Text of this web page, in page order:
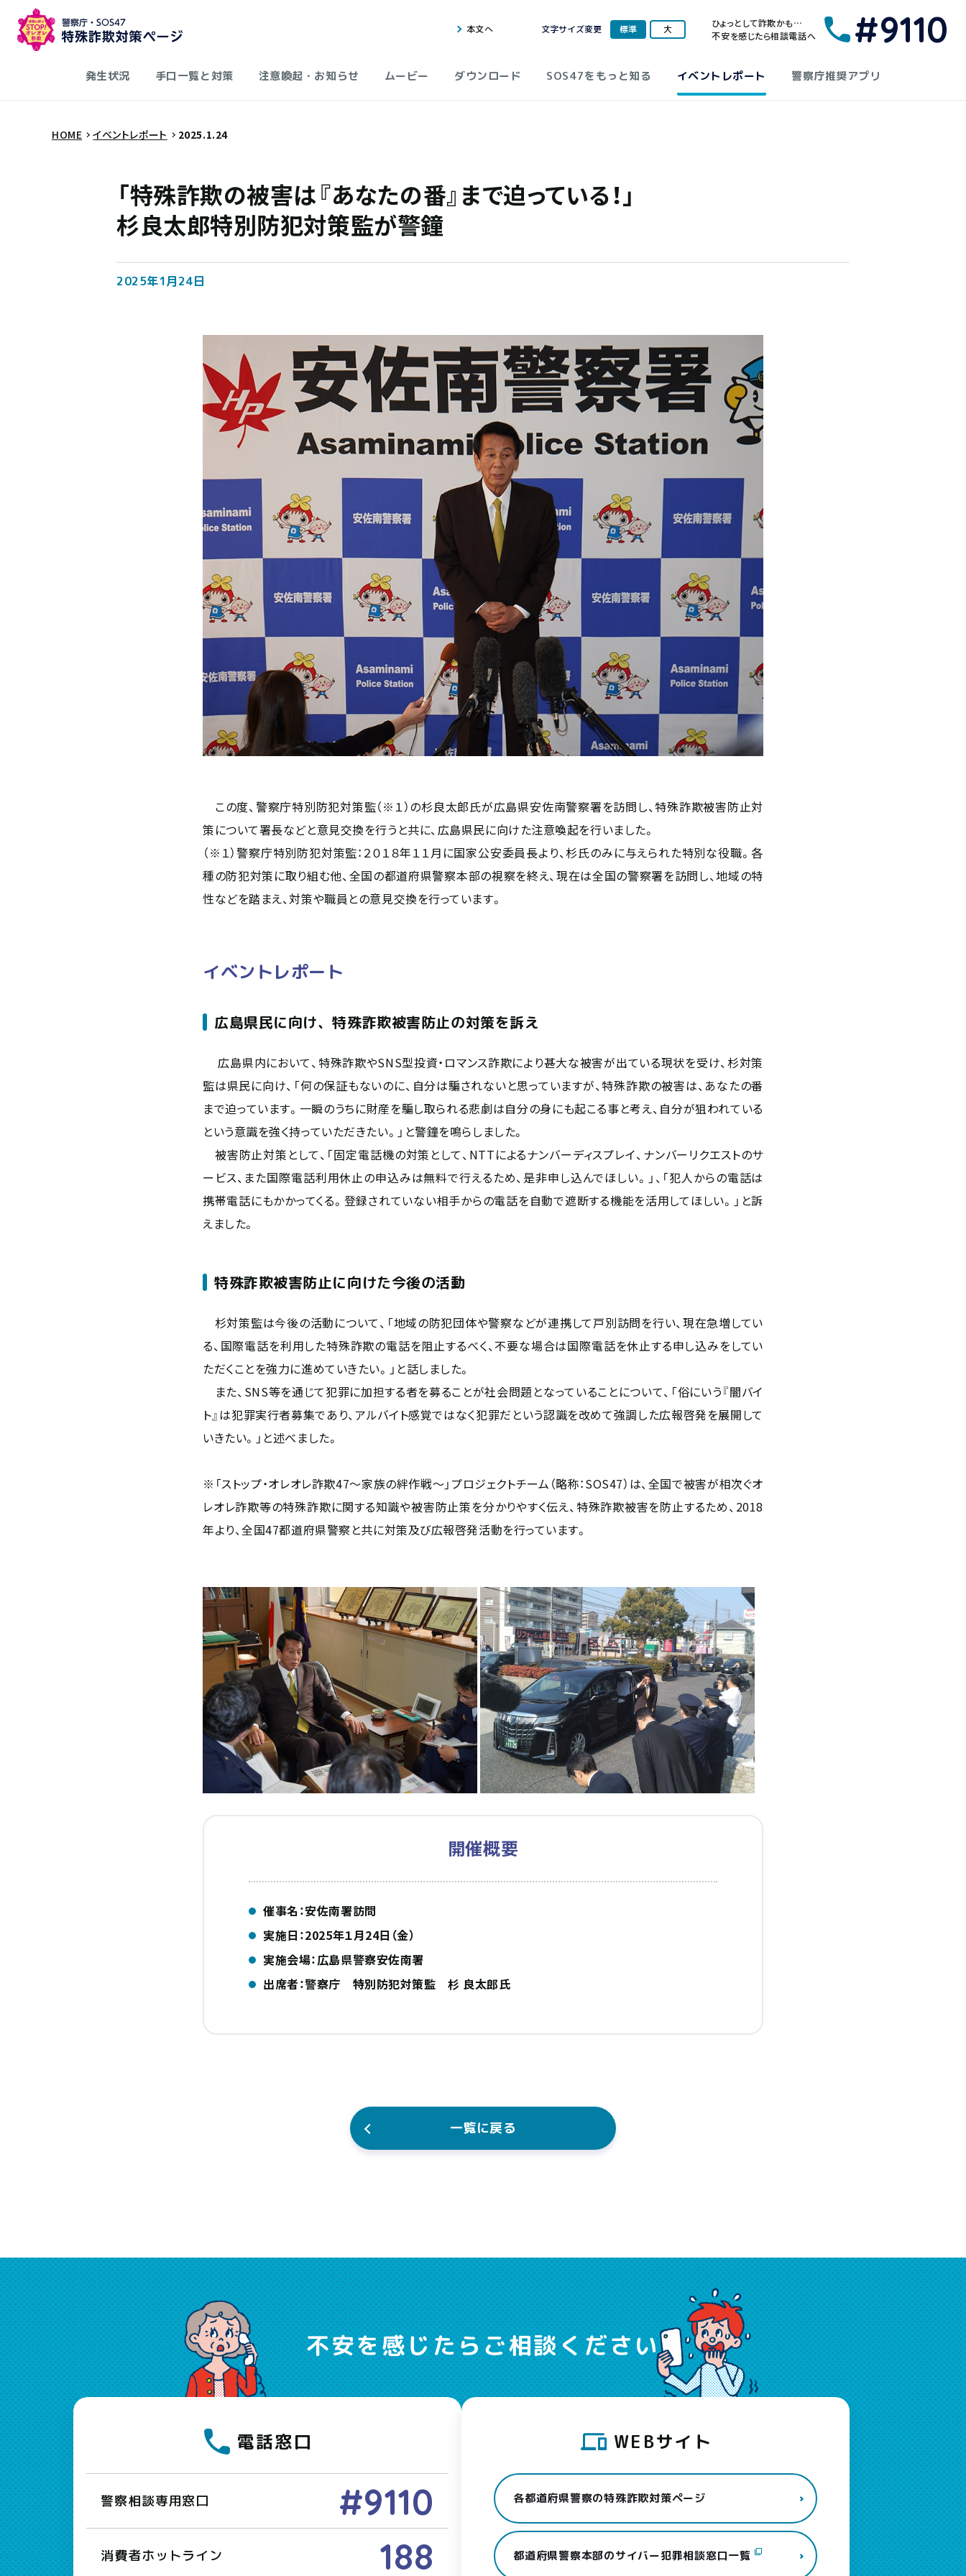
本文へ 文字サイズ変更 標準 大
ひょっとして詐欺かも…
不安を感じたら相談電話へ
#9110
発生状況 手口一覧と対策 注意喚起・お知らせ ムービー ダウンロード SOS47をもっと知る イベントレポート 警察庁推奨アプリ
HOME イベントレポート 2025.1.24
「特殊詐欺の被害は『あなたの番』まで迫っている！」
杉良太郎特別防犯対策監が警鐘
2025年1月24日
この度、警察庁特別防犯対策監（※１）の杉良太郎氏が広島県安佐南警察署を訪問し、特殊詐欺被害防止対
策について署長などと意見交換を行うと共に、広島県民に向けた注意喚起を行いました。
（※１）警察庁特別防犯対策監：２０１８年１１月に国家公安委員長より、杉氏のみに与えられた特別な役職。各
種の防犯対策に取り組む他、全国の都道府県警察本部の視察を終え、現在は全国の警察署を訪問し、地域の特
性などを踏まえ、対策や職員との意見交換を行っています。
イベントレポート
広島県民に向け、特殊詐欺被害防止の対策を訴え
広島県内において、特殊詐欺やSNS型投資・ロマンス詐欺により甚大な被害が出ている現状を受け、杉対策
監は県民に向け、「何の保証もないのに、自分は騙されないと思っていますが、特殊詐欺の被害は、あなたの番
まで迫っています。一瞬のうちに財産を騙し取られる悲劇は自分の身にも起こる事と考え、自分が狙われている
という意識を強く持っていただきたい。」と警鐘を鳴らしました。
被害防止対策として、「固定電話機の対策として、NTTによるナンバーディスプレイ、ナンバーリクエストのサ
ービス、また国際電話利用休止の申込みは無料で行えるため、是非申し込んでほしい。」、「犯人からの電話は
携帯電話にもかかってくる。登録されていない相手からの電話を自動で遮断する機能を活用してほしい。」と訴
えました。
特殊詐欺被害防止に向けた今後の活動
杉対策監は今後の活動について、「地域の防犯団体や警察などが連携して戸別訪問を行い、現在急増してい
る、国際電話を利用した特殊詐欺の電話を阻止するべく、不要な場合は国際電話を休止する申し込みをしてい
ただくことを強力に進めていきたい。」と話しました。
また、SNS等を通じて犯罪に加担する者を募ることが社会問題となっていることについて、「俗にいう『闇バイ
ト』は犯罪実行者募集であり、アルバイト感覚ではなく犯罪だという認識を改めて強調した広報啓発を展開して
いきたい。」と述べました。
※「ストップ・オレオレ詐欺47～家族の絆作戦～」プロジェクトチーム（略称：SOS47）は、全国で被害が相次ぐオ
レオレ詐欺等の特殊詐欺に関する知識や被害防止策を分かりやすく伝え、特殊詐欺被害を防止するため、2018
年より、全国47都道府県警察と共に対策及び広報啓発活動を行っています。
開催概要
催事名：安佐南署訪問
実施日：2025年１月24日（金）
実施会場：広島県警察安佐南署
出席者：警察庁 特別防犯対策監 杉 良太郎氏
一覧に戻る
不安を感じたらご相談ください
電話窓口
警察相談専用窓口 #9110
消費者ホットライン 188
WEBサイト
各都道府県警察の特殊詐欺対策ページ
都道府県警察本部のサイバー犯罪相談窓口一覧